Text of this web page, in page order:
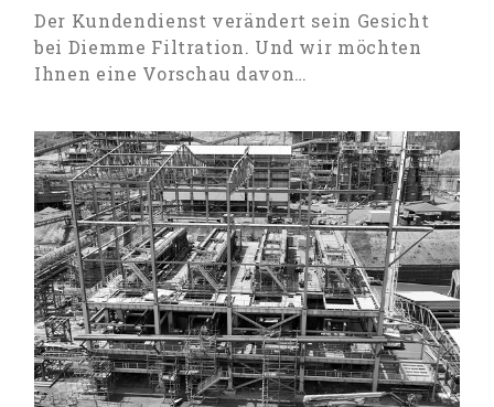
Der Kundendienst verändert sein Gesicht
bei Diemme Filtration. Und wir möchten
Ihnen eine Vorschau davon…